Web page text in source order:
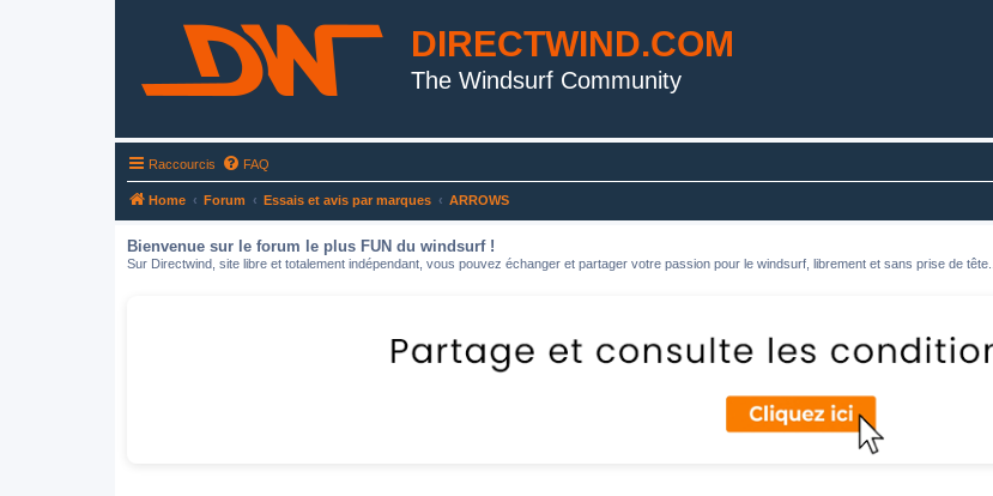
DIRECTWIND.COM
The Windsurf Community
Raccourcis FAQ
Home Forum Essais et avis par marques ARROWS
Bienvenue sur le forum le plus FUN du windsurf !
Sur Directwind, site libre et totalement indépendant, vous pouvez échanger et partager votre passion pour le windsurf, librement et sans prise de tête...